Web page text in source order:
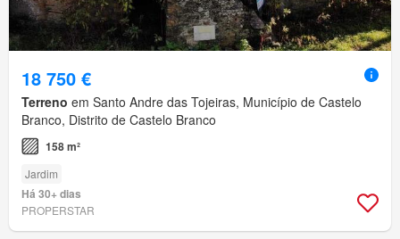
18 750 €
Terreno em Santo Andre das Tojeiras, Município de Castelo
Branco, Distrito de Castelo Branco
158 m²
Jardim
Há 30+ dias
PROPERSTAR